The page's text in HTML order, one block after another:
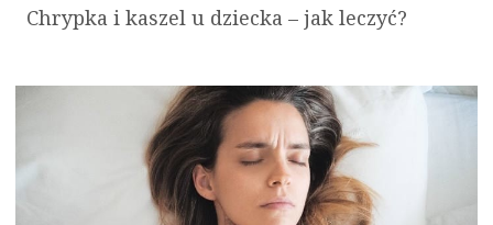
Chrypka i kaszel u dziecka – jak leczyć?